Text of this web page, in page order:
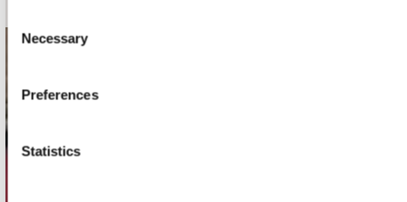
Selection
Necessary
Preferences
Statistics